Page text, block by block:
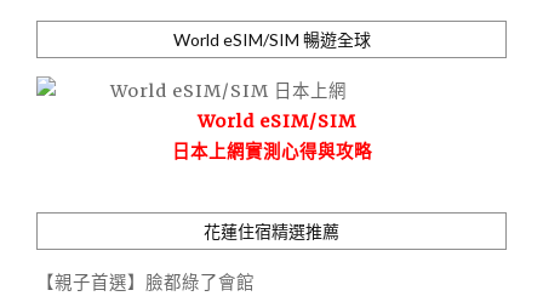
World eSIM/SIM 暢遊全球
World eSIM/SIM
日本上網實測心得與攻略
花蓮住宿精選推薦
【親子首選】臉都綠了會館